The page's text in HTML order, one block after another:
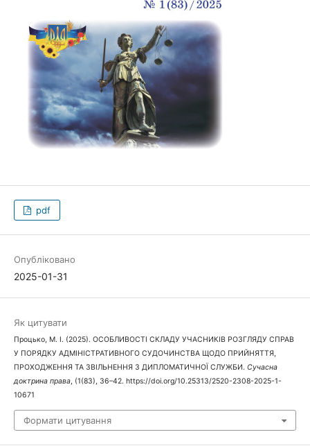
pdf
Опубліковано
2025-01-31
Як цитувати
Процько, М. І. (2025). ОСОБЛИВОСТІ СКЛАДУ УЧАСНИКІВ РОЗГЛЯДУ СПРАВ
У ПОРЯДКУ АДМІНІСТРАТИВНОГО СУДОЧИНСТВА ЩОДО ПРИЙНЯТТЯ,
ПРОХОДЖЕННЯ ТА ЗВІЛЬНЕННЯ З ДИПЛОМАТИЧНОЇ СЛУЖБИ. Сучасна
доктрина права, (1(83), 36–42. https://doi.org/10.25313/2520-2308-2025-1-
10671
Формати цитування